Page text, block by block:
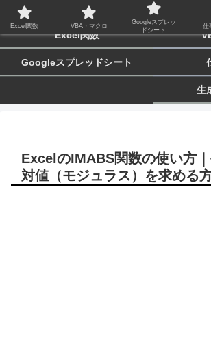
biz-tactics
Excel関数
Googleスプレッドシート
生
ExcelのIMABS関数の使い方
対値（モジュラス）を求める
Excel関数 VBA・マクロ
Googleスプレッ
ドシート
仕